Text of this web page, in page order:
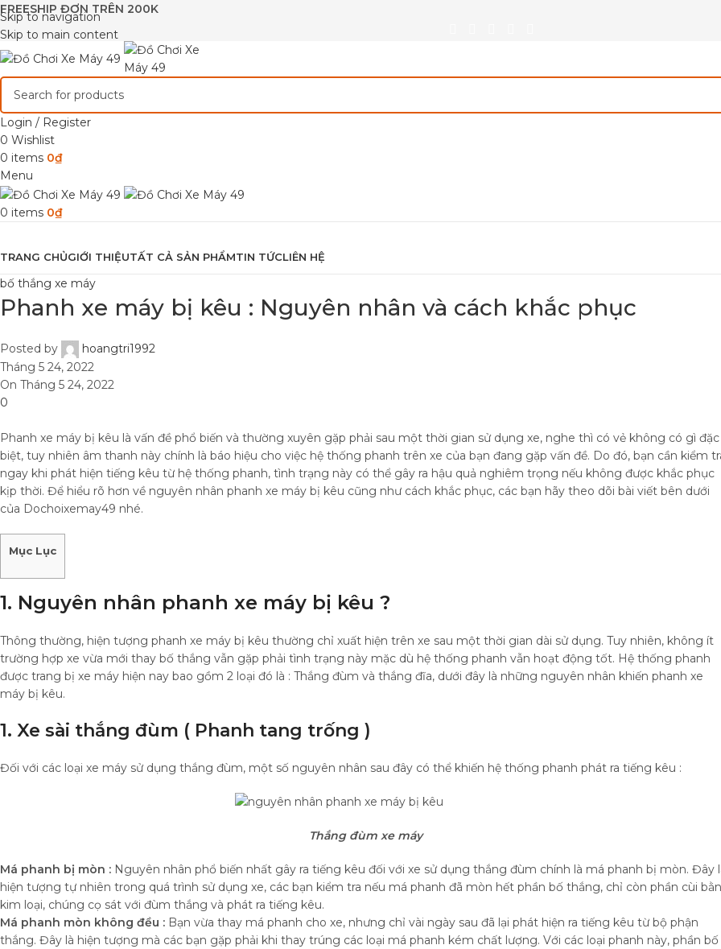
Skip to navigation
Skip to main content
FREESHIP ĐƠN TRÊN 200K
Login / Register
0 Wishlist
0 items 0₫
Menu
0 items 0₫
TRANG CHỦGIỚI THIỆUTẤT CẢ SẢN PHẨMTIN TỨCLIÊN HỆ
bố thắng xe máy
Phanh xe máy bị kêu : Nguyên nhân và cách khắc phục
Posted by
hoangtri1992
Tháng 5 24, 2022
On Tháng 5 24, 2022
0
Phanh xe máy bị kêu là vấn đề phổ biến và thường xuyên gặp phải sau một thời gian sử dụng xe, nghe thì có vẻ không có gì đặc
biệt, tuy nhiên âm thanh này chính là báo hiệu cho việc hệ thống phanh trên xe của bạn đang gặp vấn đề. Do đó, bạn cần kiểm
ngay khi phát hiện tiếng kêu từ hệ thống phanh, tình trạng này có thể gây ra hậu quả nghiêm trọng nếu không được khắc phục
kịp thời. Để hiểu rõ hơn về nguyên nhân phanh xe máy bị kêu cũng như cách khắc phục, các bạn hãy theo dõi bài viết bên dưới
của Dochoixemay49 nhé.
Mục Lục
1. Nguyên nhân phanh xe máy bị kêu ?
Thông thường, hiện tượng phanh xe máy bị kêu thường chỉ xuất hiện trên xe sau một thời gian dài sử dụng. Tuy nhiên, không ít
trường hợp xe vừa mới thay bố thắng vẫn gặp phải tình trạng này mặc dù hệ thống phanh vẫn hoạt động tốt. Hệ thống phanh
được trang bị xe máy hiện nay bao gồm 2 loại đó là : Thắng đùm và thắng đĩa, dưới đây là những nguyên nhân khiến phanh xe
máy bị kêu.
1. Xe sài thắng đùm ( Phanh tang trống )
Đối với các loại xe máy sử dụng thắng đùm, một số nguyên nhân sau đây có thể khiến hệ thống phanh phát ra tiếng kêu :
Thắng đùm xe máy
Má phanh bị mòn : Nguyên nhân phổ biến nhất gây ra tiếng kêu đối với xe sử dụng thắng đùm chính là má phanh bị mòn. Đây
hiện tượng tự nhiên trong quá trình sử dụng xe, các bạn kiểm tra nếu má phanh đã mòn hết phần bố thắng, chỉ còn phần cùi
kim loại, chúng cọ sát với đùm thắng và phát ra tiếng kêu.
Má phanh mòn không đều : Bạn vừa thay má phanh cho xe, nhưng chỉ vài ngày sau đã lại phát hiện ra tiếng kêu từ bộ phận
thắng. Đây là hiện tượng mà các bạn gặp phải khi thay trúng các loại má phanh kém chất lượng. Với các loại phanh này, phần bố